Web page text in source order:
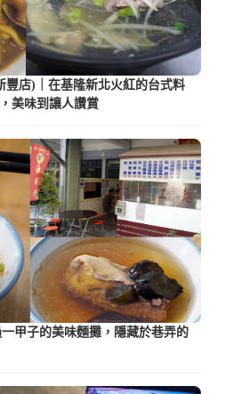
豐店)｜在基隆新北火紅的台式料
美味到讓人讚賞
甲子的美味麵攤，隱藏於巷弄的